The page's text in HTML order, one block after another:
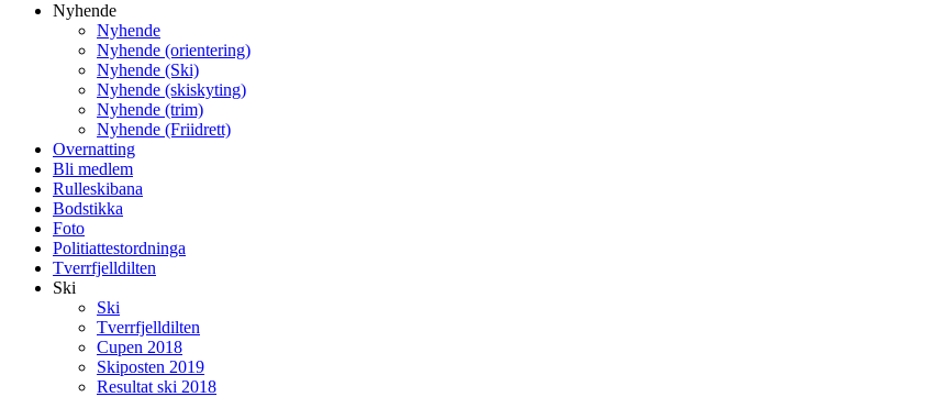
Nyhende
Nyhende
Nyhende (orientering)
Nyhende (Ski)
Nyhende (skiskyting)
Nyhende (trim)
Nyhende (Friidrett)
Overnatting
Bli medlem
Rulleskibana
Bodstikka
Foto
Politiattestordninga
Tverrfjelldilten
Ski
Ski
Tverrfjelldilten
Cupen 2018
Skiposten 2019
Resultat ski 2018